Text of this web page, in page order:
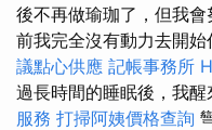
後不再做瑜珈了，但我
前我完全沒有動力去開始
議點心供應 記帳事務所
過長時間的睡眠後，我醒
服務 打掃阿姨價格查詢